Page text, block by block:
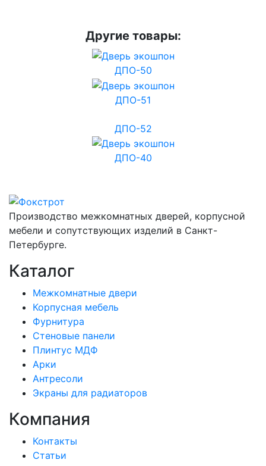
Другие товары:
ДПО-50
ДПО-51
ДПО-52
ДПО-40
Производство межкомнатных дверей, корпусной
мебели и сопутствующих изделий в Санкт-
Петербурге.
Каталог
Межкомнатные двери
Корпусная мебель
Фурнитура
Стеновые панели
Плинтус МДФ
Арки
Антресоли
Экраны для радиаторов
Компания
Контакты
Статьи